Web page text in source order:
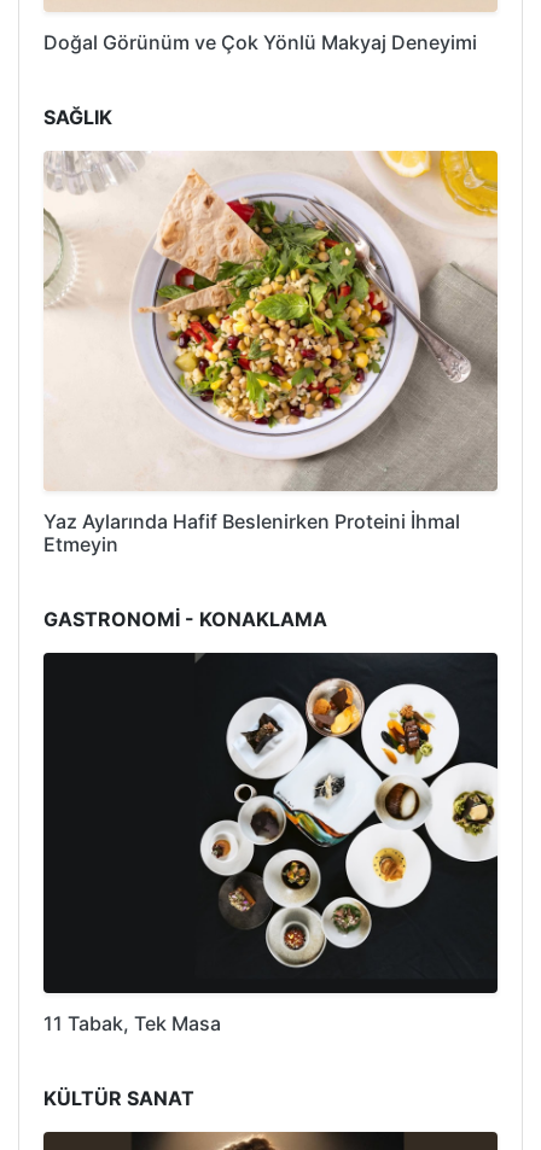
Doğal Görünüm ve Çok Yönlü Makyaj Deneyimi
SAĞLIK
Yaz Aylarında Hafif Beslenirken Proteini İhmal
Etmeyin
GASTRONOMİ - KONAKLAMA
11 Tabak, Tek Masa
KÜLTÜR SANAT